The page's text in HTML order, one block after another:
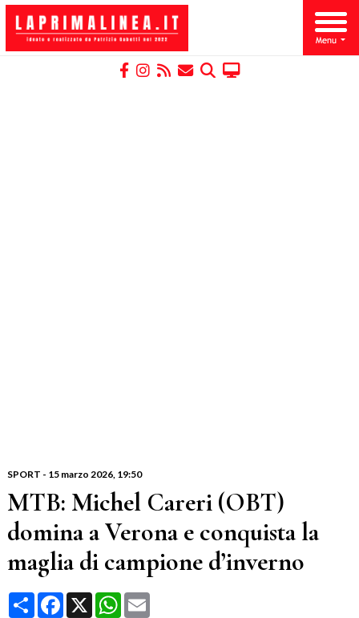
SPORT - 15 marzo 2026, 19:50
MTB: Michel Careri (OBT)
domina a Verona e conquista la
maglia di campione d’inverno
CondividiFacebook
X WhatsApp
Email